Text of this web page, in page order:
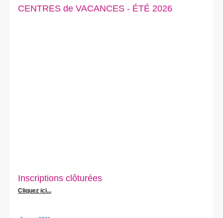
CENTRES de VACANCES - ÉTÉ 2026
Inscriptions clôturées
Cliquez ici...